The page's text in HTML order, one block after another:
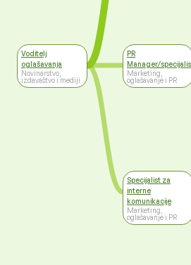
Voditelj
oglašavanja
Novinarstvo,
izdavaštvo i mediji
PR
Manager/
Marketing,
oglašavanje i PR
Specijalist za
interne
komunikacije
Marketing,
oglašavanje i PR